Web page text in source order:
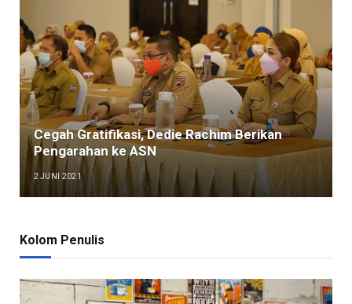
Cegah Gratifikasi, Dedie Rachim Berikan
Pengarahan ke ASN
2 JUNI 2021
Kolom Penulis